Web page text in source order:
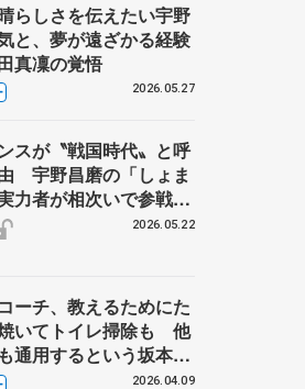
らしさを伝えたい宇野
と、夢が遠ざかる経験
真凜の覚悟
2026.05.27
スが〝戦国時代〟と呼
宇野昌磨の「しょま
力者が相次いで参戦
激化
2026.05.22
ーチ、教えるためにた
いてトイレ掃除も 他
通用するという坂本花
2026.04.09